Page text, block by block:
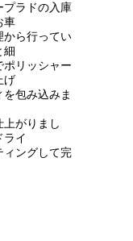
プラドの入庫
車
から行ってい
細
リッシャー
げ
包み込みま
がりまし
ライ
ィングして完